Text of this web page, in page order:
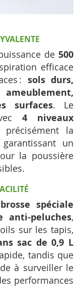
de 500
efficace
: sols durs,
surfaces. Le
4 niveaux
la
un
la poussière
brosse spéciale
anti-peluches,
sur les tapis,
sac de 0,9 L
tandis que
à surveiller le
performances